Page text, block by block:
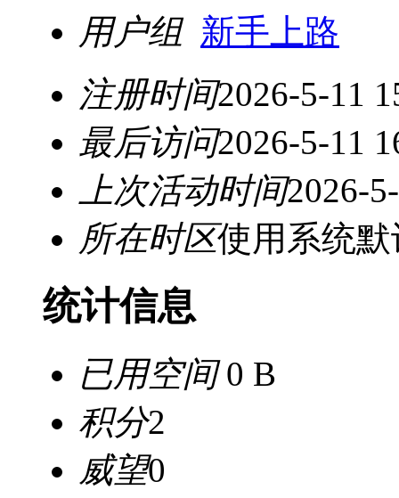
用户组 新手上路
注册时间2026-5-11
最后访问2026-5-11
上次活动时间2026-
所在时区使用系统默
统计信息
已用空间0 B
积分2
威望0